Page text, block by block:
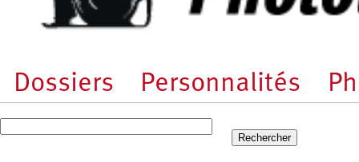
Dossiers Personnalités